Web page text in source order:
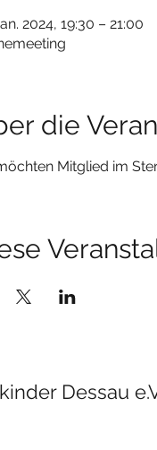
2024, 19:30 – 21:00
die
Mitglied im
Dessau